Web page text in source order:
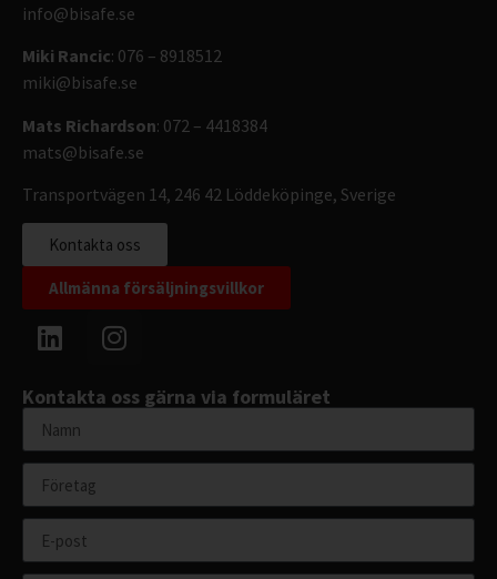
info@bisafe.se
Miki Rancic: 076 – 8918512
miki@bisafe.se
Mats Richardson: 072 – 4418384
mats@bisafe.se
Transportvägen 14, 246 42 Löddeköpinge, Sverige
Kontakta oss
Allmänna försäljningsvillkor
Kontakta oss gärna via formuläret